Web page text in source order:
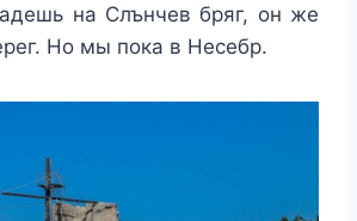
на Слънчев бряг, он же
Но мы пока в Несебр.